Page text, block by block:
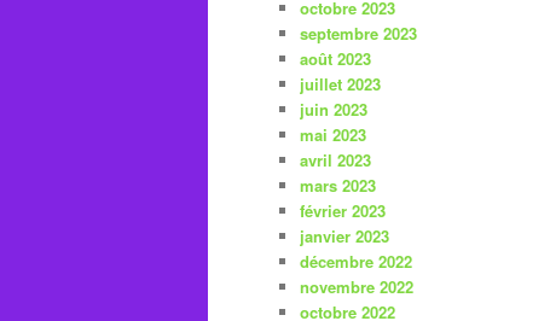
octobre 2023
septembre 2023
août 2023
juillet 2023
juin 2023
mai 2023
avril 2023
mars 2023
février 2023
janvier 2023
décembre 2022
novembre 2022
octobre 2022